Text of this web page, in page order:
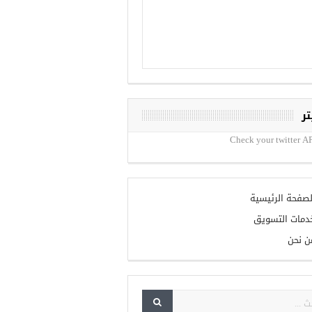
Check your twitter
الرئيسية
التسويق
نحن